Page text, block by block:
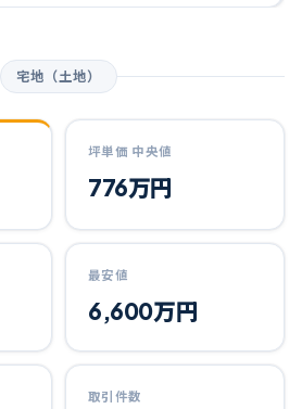
宅地（土地）
坪単価 中央値
776万円
最安値
6,600万円
取引件数